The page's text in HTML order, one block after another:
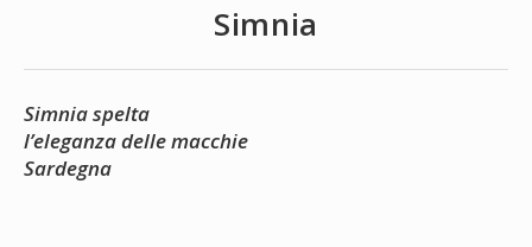
Simnia
Simnia spelta
l’eleganza delle macchie
Sardegna